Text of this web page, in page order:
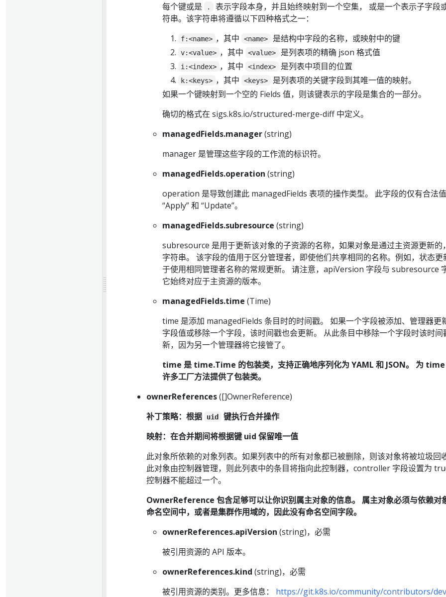
每个键或是
.
表示字段本身，并且始终映射到一个空集， 或是一个表示子字段
符串。该字符串将遵循以下四种格式之一：
f:<name> ，其中 <name> 是结构中字段的名称，或映射中的键
v:<value> ，其中 <value> 是列表项的精确 json 格式值
i:<index> ，其中 <index> 是列表中项目的位置
k:<keys> ，其中 <keys>
是列表项的关键字段到其唯一值的映射。
如果一个键映射到一个空的 Fields 值，则该键表示的字段是集合的一部分。
确切的格式在 sigs.k8s.io/structured-merge-diff 中定义。
managedFields.manager(string)
manager 是管理这些字段的工作流的标识符。
managedFields.operation (string)
operation 是导致创建此 managedFields 表项的操作类型。 此字段的仅有合法
“Apply” 和 “Update”。
managedFields.subresource (string)
subresource 是用于更新该对象的子资源的名称，如果对象是通过主资源更新的
字符串。 该字段的值用于区分管理者，即使他们共享相同的名称。例如，状态更
于使用相同管理者名称的常规更新。 请注意，apiVersion 字段与 subresource
它始终对应于主资源的版本。
managedFields.time (Time)
time 是添加 managedFields 条目时的时间戳。 如果一个字段被添加、管理器更
字段值或移除一个字段，该时间戳也会更新。 从此条目中移除一个字段时该时间
新，因为另一个管理器将它接管了。
time 是 time.Time 的包装类，支持正确地序列化为 YAML 和 JSON。 为 time
许多工厂方法提供了包装类。
ownerReferences([]OwnerReference)
补丁策略：根据
uid
键执行合并操作
映射：在合并期间将根据键 uid 保留唯一值
此对象所依赖的对象列表。如果列表中的所有对象都已被删除，则该对象将被垃圾回
此对象由控制器管理，则此列表中的条目将指向此控制器，controller 字段设置为
控制器不能超过一个。
OwnerReference 包含足够可以让你识别属主对象的信息。 属主对象必须与依赖对
命名空间中，或者是集群作用域的，因此没有命名空间字段。
ownerReferences.apiVersion (string)，必需
被引用资源的 API 版本。
ownerReferences.kind (string)，必需
被引用资源的类别。更多信息： https://git.k8s.io/community/contributors/